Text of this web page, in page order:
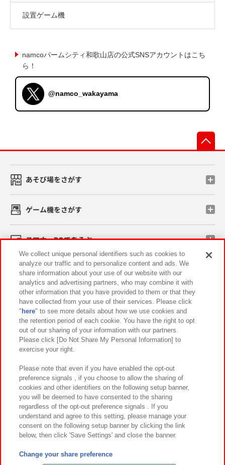
設置ゲーム機
namcoパームシティ和歌山店の公式SNSアカウントはこち
ら！
@namco_wakayama
あそび場をさがす
ゲーム機をさがす
スマホ・PCであそぶ
イベント・キャンペーン
関連会社 サステナビリティ サイトポリシー
プライバシーポリシー ウェブアクセシビリティ方針と検証結果
お取引先さまとともに
カスタマーハラスメント対応方針 よくあるご質問・お問い合わせ
©Bandai Namco Amusement Inc.
©Bandai Namco Amusement Lab Inc.
We collect unique personal identifiers such as cookies to
analyze our traffic and to personalize content and ads. We
share information about your use of our website with our
analytics and advertising partners, who may combine it with
other information that you have provided to them or that they
have collected from your use of their services. Please click
" here" to see more details about how we use cookies and
the retention period of each cookie. You have the right to opt
out of our sharing of your information with our partners.
Please click [Do Not Share My Personal Information] to
exercise your right.
Please note that even if you have enabled the opt-out
preference signals , if you choose to allow the sharing of
cookies and other identifiers on the following setup banner,
you will be deemed to have consented to the sharing
regardless of the opt-out preference signals . If you
understand and agree to this setting, please manage your
consent on the following setup banner by clicking the link
below, then click 'Save Settings' and close the banner.
Change your share preference